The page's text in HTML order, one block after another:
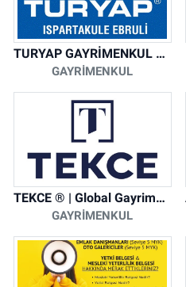
TURYAP GAYRİMENKUL DANIŞMANLIK HİZMETLERİ
GAYRIMENKUL
TEKCE ® | Global Gayrimenkul Şirketi
GAYRIMENKUL